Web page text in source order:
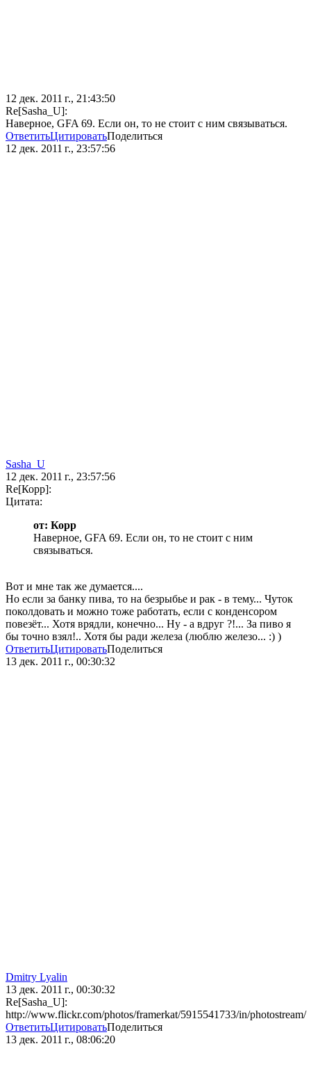
12 дек. 2011 г., 21:43:50
Re[Sasha_U]:
Наверное, GFA 69. Если он, то не стоит с ним связываться.
ОтветитьЦитироватьПоделиться
12 дек. 2011 г., 23:57:56
Sasha_U
12 дек. 2011 г., 23:57:56
Re[Корр]:
Цитата:
от: Корр
Наверное, GFA 69. Если он, то не стоит с ним
связываться.
Вот и мне так же думается....
Но если за банку пива, то на безрыбье и рак - в тему... Чуток
поколдовать и можно тоже работать, если с конденсором
повезёт... Хотя врядли, конечно... Ну - а вдруг ?!... За пиво я
бы точно взял!.. Хотя бы ради железа (люблю железо... :) )
ОтветитьЦитироватьПоделиться
13 дек. 2011 г., 00:30:32
Dmitry Lyalin
13 дек. 2011 г., 00:30:32
Re[Sasha_U]:
http://www.flickr.com/photos/framerkat/5915541733/in/photostream/
ОтветитьЦитироватьПоделиться
13 дек. 2011 г., 08:06:20